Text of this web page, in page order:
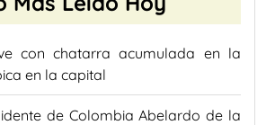
con chatarra acumulada en la
en la capital
de Colombia Abelardo de la